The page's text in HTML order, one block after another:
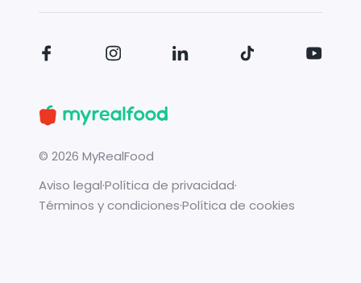
© 2026 MyRealFood
Aviso legal·Política de privacidad·
Términos y condiciones·Política de cookies